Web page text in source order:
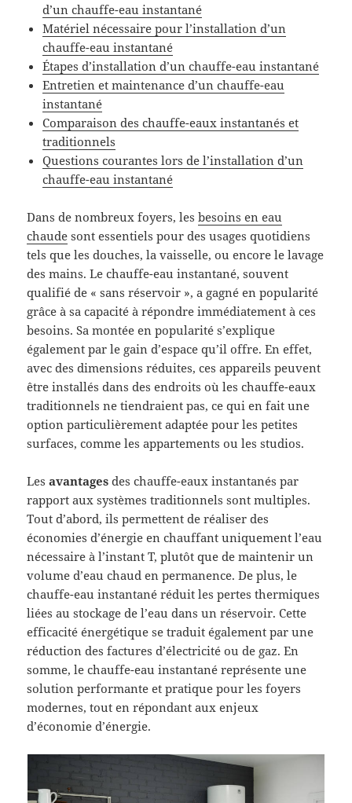
d’un chauffe-eau instantané
Matériel nécessaire pour l’installation d’un
chauffe-eau instantané
Étapes d’installation d’un chauffe-eau instantané
Entretien et maintenance d’un chauffe-eau
instantané
Comparaison des chauffe-eaux instantanés et
traditionnels
Questions courantes lors de l’installation d’un
chauffe-eau instantané
Dans de nombreux foyers, lesbesoins en eau
chaude sont essentiels pour des usages quotidiens
tels que les douches, la vaisselle, ou encore le lavage
des mains. Le chauffe-eau instantané, souvent
qualifié de « sans réservoir », a gagné en popularité
grâce à sa capacité à répondre immédiatement à ces
besoins. Sa montée en popularité s’explique
également par le gain d’espace qu’il offre. En effet,
avec des dimensions réduites, ces appareils peuvent
être installés dans des endroits où les chauffe-eaux
traditionnels ne tiendraient pas, ce qui en fait une
option particulièrement adaptée pour les petites
surfaces, comme les appartements ou les studios.
Lesavantages des chauffe-eaux instantanés par
rapport aux systèmes traditionnels sont multiples.
Tout d’abord, ils permettent de réaliser des
économies d’énergie en chauffant uniquement l’eau
nécessaire à l’instant T, plutôt que de maintenir un
volume d’eau chaud en permanence. De plus, le
chauffe-eau instantané réduit les pertes thermiques
liées au stockage de l’eau dans un réservoir. Cette
efficacité énergétique se traduit également par une
réduction des factures d’électricité ou de gaz. En
somme, le chauffe-eau instantané représente une
solution performante et pratique pour les foyers
modernes, tout en répondant aux enjeux
d’économie d’énergie.